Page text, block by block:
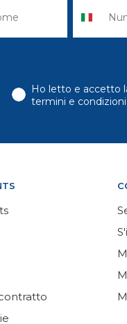
Ho letto e accetto
termini e